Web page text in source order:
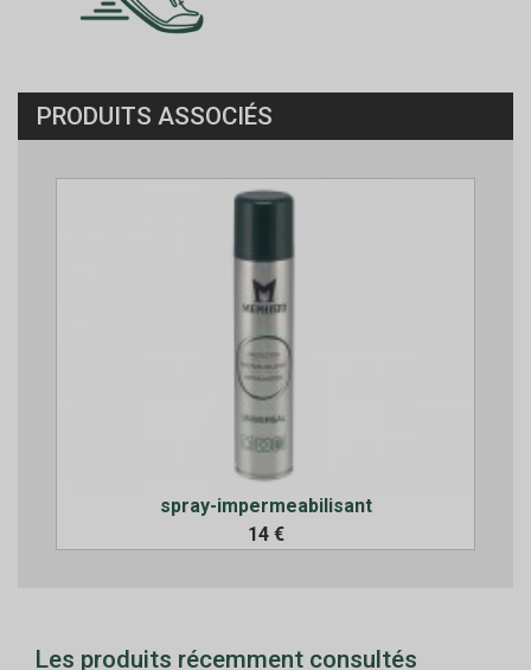
PRODUITS ASSOCIÉS
spray-impermeabilisant
14 €
Les produits récemment consultés